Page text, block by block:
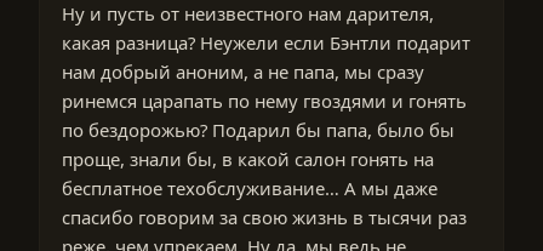
Ну и пусть от неизвестного нам дарителя,
какая разница? Неужели если Бэнтли подарит
нам добрый аноним, а не папа, мы сразу
ринемся царапать по нему гвоздями и гонять
по бездорожью? Подарил бы папа, было бы
проще, знали бы, в какой салон гонять на
бесплатное техобслуживание… А мы даже
спасибо говорим за свою жизнь в тысячи раз